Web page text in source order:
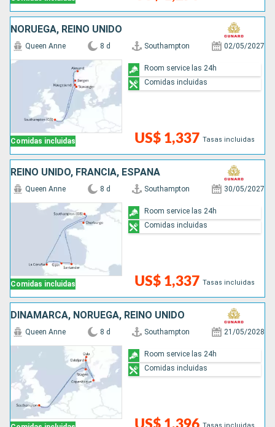
NORUEGA, REINO UNIDO
Comidas incluidas
Queen Anne 8 d Southampton 02/05/2027
US$ 1,337 Tasas incluidas
Room service las 24h
Comidas incluidas
REINO UNIDO, FRANCIA, ESPAÑA
Comidas incluidas
Queen Anne 8 d Southampton 30/05/2027
US$ 1,337 Tasas incluidas
Room service las 24h
Comidas incluidas
DINAMARCA, NORUEGA, REINO UNIDO
Queen Anne 8 d Southampton 21/05/2028
Room service las 24h
Comidas incluidas